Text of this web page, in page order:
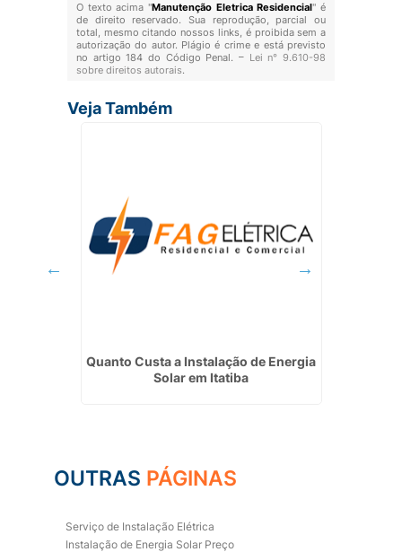
O texto acima "Manutenção Eletrica Residencial" é
de direito reservado. Sua reprodução, parcial ou
total, mesmo citando nossos links, é proibida sem a
autorização do autor. Plágio é crime e está previsto
no artigo 184 do Código Penal. – Lei n° 9.610-98
sobre direitos autorais.
Veja Também
Quanto Custa a Instalação de Energia
Solar em Itatiba
OUTRAS PÁGINAS
Serviço de Instalação Elétrica
Instalação de Energia Solar Preço